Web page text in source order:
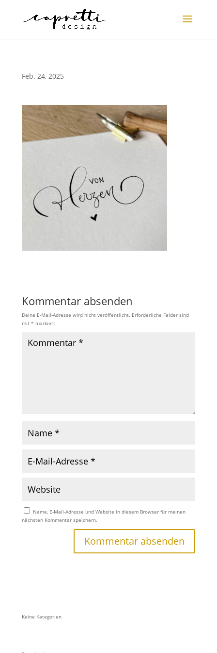
Feb. 24, 2025
Kommentar absenden
Deine E-Mail-Adresse wird nicht veröffentlicht. Erforderliche Felder sind
mit * markiert
Name, E-Mail-Adresse und Website in diesem Browser für meinen
nächsten Kommentar speichern.
Keine Kategorien